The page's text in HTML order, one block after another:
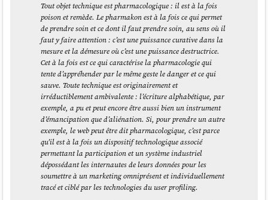
Tout objet technique est pharmacologique : il est à la fois
poison et remède. Le pharmakon est à la fois ce qui permet
de prendre soin et ce dont il faut prendre soin, au sens où il
faut y faire attention : c’est une puissance curative dans la
mesure et la démesure où c’est une puissance destructrice.
Cet à la fois est ce qui caractérise la pharmacologie qui
tente d’appréhender par le même geste le danger et ce qui
sauve. Toute technique est originairement et
irréductiblement ambivalente : l’écriture alphabétique, par
exemple, a pu et peut encore être aussi bien un instrument
d’émancipation que d’aliénation. Si, pour prendre un autre
exemple, le web peut être dit pharmacologique, c’est parce
qu’il est à la fois un dispositif technologique associé
permettant la participation et un système industriel
dépossédant les internautes de leurs données pour les
soumettre à un marketing omniprésent et individuellement
tracé et ciblé par les technologies du user profiling.